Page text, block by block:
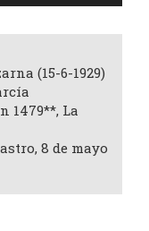
(15-6-1929)
1479**, La
8 de mayo